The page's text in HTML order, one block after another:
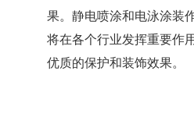
果。静电喷涂和电泳涂装
将在各个行业发挥重要作
优质的保护和装饰效果。